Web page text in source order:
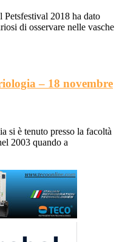
2018 ha dato
di osservare nelle vasche
– 18 novembre
si è tenuto presso la facoltà
2003 quando a